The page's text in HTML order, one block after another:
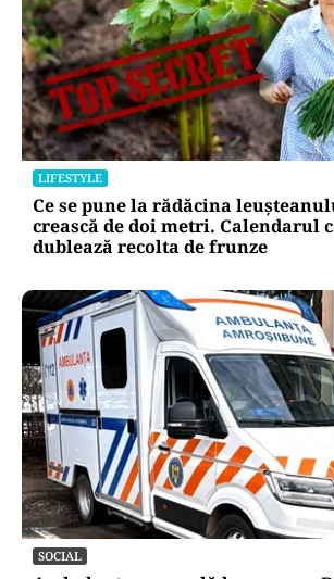
LIFESTYLE
Ce se pune la rădăcina
crească de doi metri. Calendarul
dublează recolta de frunze
SOCIAL